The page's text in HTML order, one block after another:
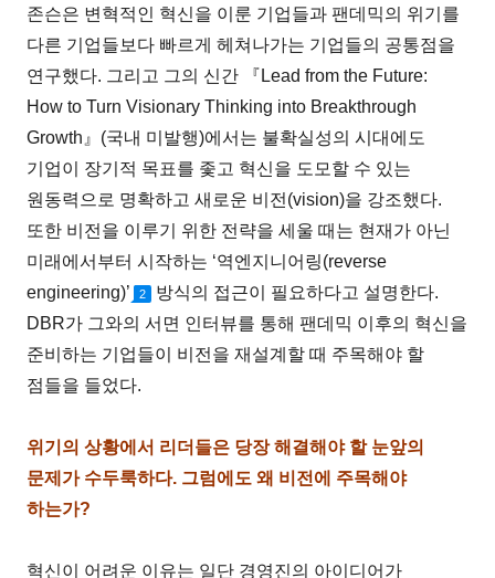
존슨은 변혁적인 혁신을 이룬 기업들과 팬데믹의 위기를
다른 기업들보다 빠르게 헤쳐나가는 기업들의 공통점을
연구했다. 그리고 그의 신간 『Lead from the Future:
How to Turn Visionary Thinking into Breakthrough
Growth』(국내 미발행)에서는 불확실성의 시대에도
기업이 장기적 목표를 좇고 혁신을 도모할 수 있는
원동력으로 명확하고 새로운 비전(vision)을 강조했다.
또한 비전을 이루기 위한 전략을 세울 때는 현재가 아닌
미래에서부터 시작하는 ‘역엔지니어링(reverse
engineering)’
2
방식의 접근이 필요하다고 설명한다.
DBR가 그와의 서면 인터뷰를 통해 팬데믹 이후의 혁신을
준비하는 기업들이 비전을 재설계할 때 주목해야 할
점들을 들었다.
위기의 상황에서 리더들은 당장 해결해야 할 눈앞의
문제가 수두룩하다. 그럼에도 왜 비전에 주목해야
하는가?
혁신이 어려운 이유는 일단 경영진의 아이디어가